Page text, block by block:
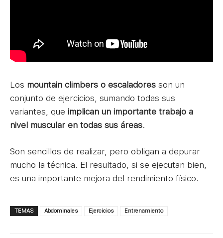
Los mountain climbers o escaladores son un
conjunto de ejercicios, sumando todas sus
variantes, que implican un importante trabajo a
nivel muscular en todas sus áreas.
Son sencillos de realizar, pero obligan a depurar
mucho la técnica. El resultado, si se ejecutan bien,
es una importante mejora del rendimiento físico.
TEMAS Abdominales Ejercicios Entrenamiento